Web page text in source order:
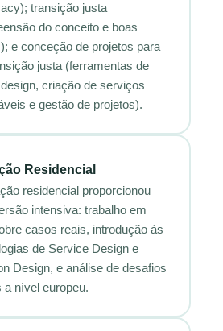
transição justa
do conceito e boas
e conceção de projetos para
justa (ferramentas de
criação de serviços
e gestão de projetos).
Residencial
residencial proporcionou
intensiva: trabalho em
casos reais, introdução às
de Service Design e
Design, e análise de desafios
a nível europeu.